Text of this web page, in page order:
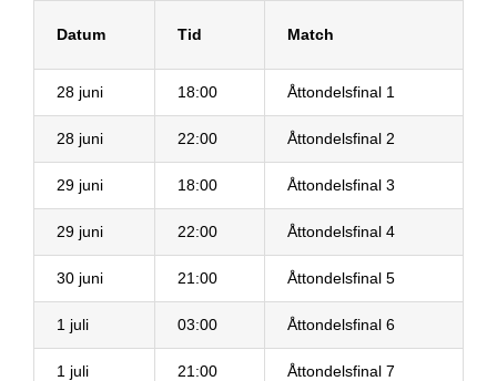
Datum Tid Match
28 juni 18:00 Åttondelsfinal 1
28 juni 22:00 Åttondelsfinal 2
29 juni 18:00 Åttondelsfinal 3
29 juni 22:00 Åttondelsfinal 4
30 juni 21:00 Åttondelsfinal 5
1 juli 03:00 Åttondelsfinal 6
1 juli 21:00 Åttondelsfinal 7